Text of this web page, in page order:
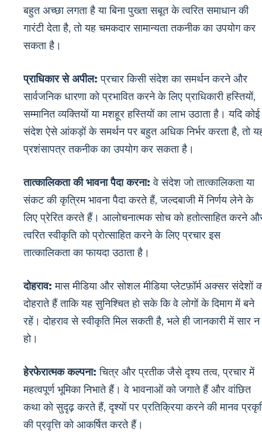
बहुत अच्छा लगता है या बिना पुख्ता सबूत के त्वरित समाधान की
गारंटी देता है, तो यह चमकदार सामान्यता तकनीक का उपयोग कर
सकता है।
प्राधिकार से अपील: प्रचार किसी संदेश का समर्थन करने और
सार्वजनिक धारणा को प्रभावित करने के लिए प्राधिकारी हस्तियों,
सम्मानित व्यक्तियों या मशहूर हस्तियों का लाभ उठाता है। यदि कोई
संदेश ऐसे आंकड़ों के समर्थन पर बहुत अधिक निर्भर करता है, तो
प्रशंसापत्र तकनीक का उपयोग कर सकता है।
तात्कालिकता की भावना पैदा करना: वे संदेश जो तात्कालिकता या
संकट की कृत्रिम भावना पैदा करते हैं, जल्दबाजी में निर्णय लेने के
लिए प्रेरित करते हैं। आलोचनात्मक सोच को हतोत्साहित करने
त्वरित स्वीकृति को प्रोत्साहित करने के लिए प्रचार इस
तात्कालिकता का फायदा उठाता है।
दोहराव: मास मीडिया और सोशल मीडिया प्लेटफ़ॉर्म अक्सर संदेशों
दोहराते हैं ताकि यह सुनिश्चित हो सके कि वे लोगों के दिमाग में बने
रहें। दोहराव से स्वीकृति मिल सकती है, भले ही जानकारी में सार न
हो।
हेरफेरात्मक कल्पना: चित्र और प्रतीक जैसे दृश्य तत्व, प्रचार में
महत्वपूर्ण भूमिका निभाते हैं। वे भावनाओं को जगाते हैं और वांछित
कथा को सुदृढ़ करते हैं, दृश्यों पर प्रतिक्रिया करने की मानव
की प्रवृत्ति को आकर्षित करते हैं।